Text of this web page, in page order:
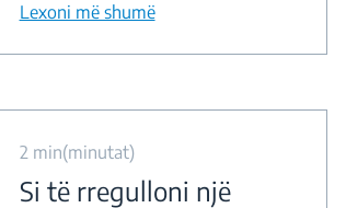
Lexoni më shumë
2 min(minutat)
Si të rregulloni një